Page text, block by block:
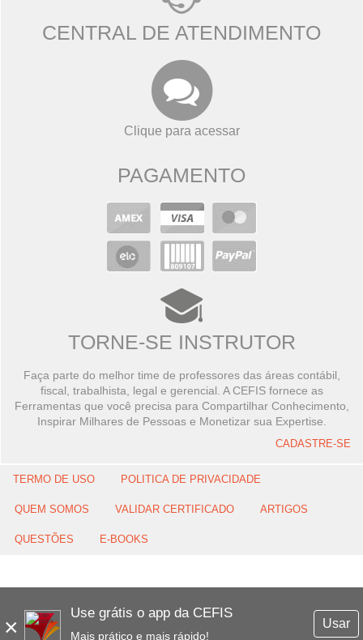
×
Use grátis o app da CEFIS
Mais prático e mais rápido!
Usar
CENTRAL DE ATENDIMENTO
Clique para acessar
PAGAMENTO
TORNE-SE INSTRUTOR
Faça parte do melhor time de professores das áreas contábil,
fiscal, trabalhista, legal e gerencial. A CEFIS fornece as
Ferramentas que você precisa para Compartilhar Conhecimento,
Inspirar Milhares de Pessoas e Monetizar sua Expertise.
CADASTRE-SE
TERMO DE USO POLITICA DE PRIVACIDADE
QUEM SOMOS VALIDAR CERTIFICADO ARTIGOS
QUESTÕES E-BOOKS